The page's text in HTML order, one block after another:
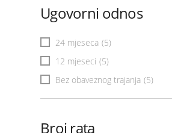
Ugovorni odnos
24 mjeseca (5)
12 mjeseci (5)
Bez obaveznog trajanja (5)
Broj rata